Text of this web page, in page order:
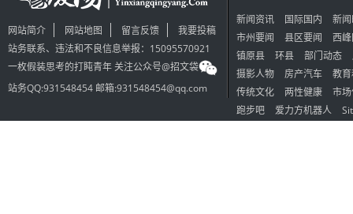
网站简介 网站地图 留言反馈
我要投稿
站务联系、违法和不良信息举报：15095570921
一枚假装思考的打盹青年 关注公众号@招文袋
站务QQ:931548454 邮箱:931548454@qq.com
新闻资讯 国际国内
新
市州要闻
县区要闻
西
镇原县
环县 部门动态
摄影人物
房产汽车
教
传统文化
两性健康
市
跑步吧
爱力方机器人